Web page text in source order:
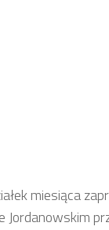
miesiąca
Jordanowskim